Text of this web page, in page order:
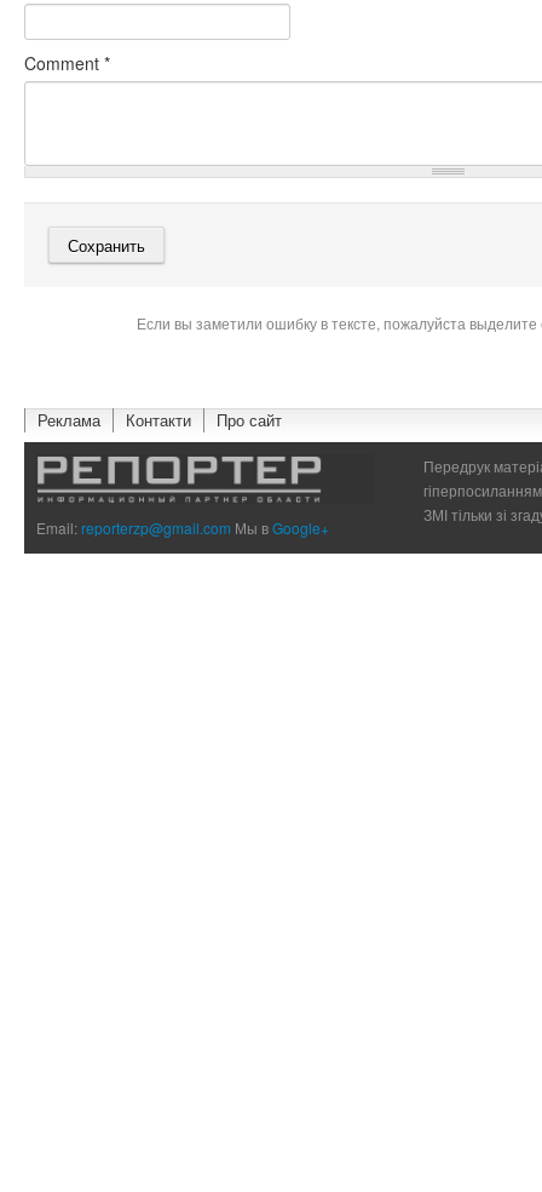
Comment *
Если вы заметили ошибку в тексте, пожалуйста
Реклама Контакти Про сайт
Email:reporterzp@gmail.com Мы вGoogle+
Передрук
ЗМІ тільки зі